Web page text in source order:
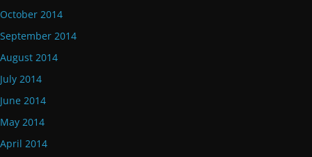
October 2014
September 2014
August 2014
July 2014
June 2014
May 2014
April 2014